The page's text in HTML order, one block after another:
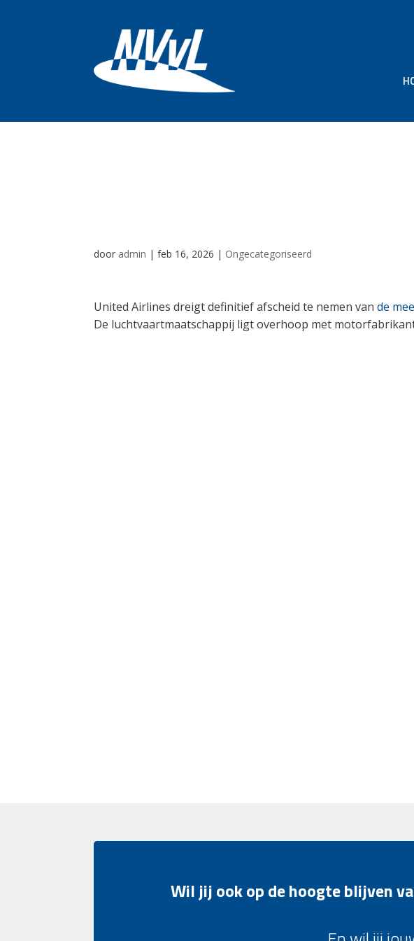
door admin |feb 16, 2026 | Ongecategoriseerd
United Airlines dreigt definitief afscheid te nemen vande
De luchtvaartmaatschappij ligt overhoop met motorfabrikant
Wil jij ook op de hoogte blijven